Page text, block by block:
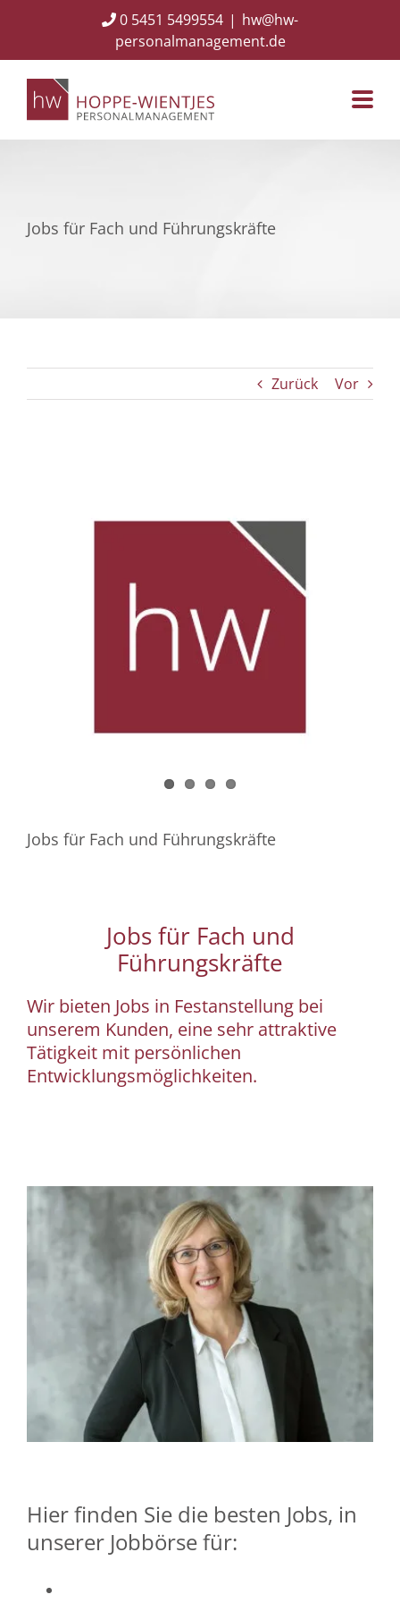
0 5451 5499554 | hw@hw-
personalmanagement.de
Jobs für Fach und Führungskräfte
Zurück Vor
Jobs für Fach und Führungskräfte
Jobs für Fach und
Führungskräfte
Wir bieten Jobs in Festanstellung bei
unserem Kunden, eine sehr attraktive
Tätigkeit mit persönlichen
Entwicklungsmöglichkeiten.
Hier finden Sie die besten Jobs, in
unserer Jobbörse für: